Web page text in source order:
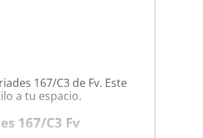
167/C3 de Fv. Este
a tu espacio.
167/C3 Fv